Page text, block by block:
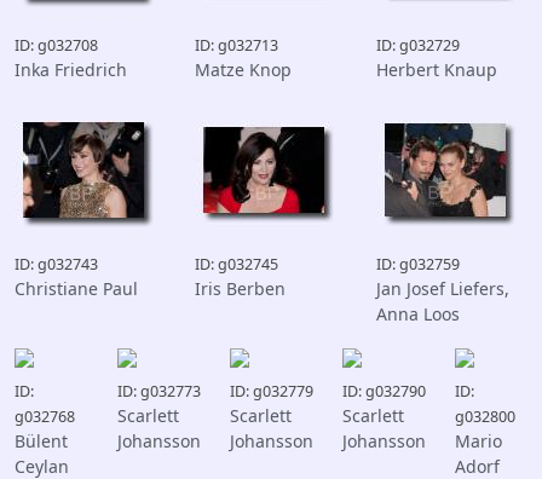
ID: g032708
Inka Friedrich
ID: g032713
Matze Knop
ID: g032729
Herbert Knaup
ID: g032743
Christiane Paul
ID: g032745
Iris Berben
ID: g032759
Jan Josef Liefers,
Anna Loos
ID:
g032768
Bülent
Ceylan
ID: g032773
Scarlett
Johansson
ID: g032779
Scarlett
Johansson
ID: g032790
Scarlett
Johansson
ID:
g032800
Mario
Adorf